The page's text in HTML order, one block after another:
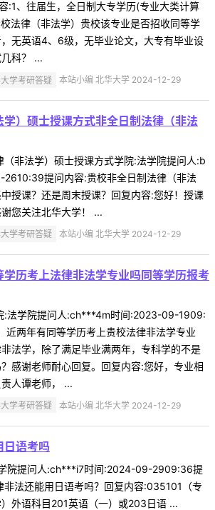
、往届生，全日制大专学历(专业大类计算
法律（非法学）贵校该专业是否招收同等学
无英语4、6级，无毕业论文，大专有毕业设
科？ ...
学考研答疑 本站小编 北华大学 2024-12-29
）硕士授课方式非全日制法律（非法
（非法学）硕士授课方式学院:法学院提问人:b
提问内容:贵校非全日制法律（非法
授课？还是周末授课？回复内容:您好！授课
您关注北华大学！ ...
学考研答疑 本站小编 北华大学 2024-12-29
历考上法律非法学专业吗同等学历报考
:法学院提问人:ch***4m时间:2023-09-1909:
近两年有同等学历考上贵校法律非法学专业
法学，除了满足毕业满两年，专科学的不是
感谢老师耐心回复。回复内容:您好，专业相
人谭老师， ...
学考研答疑 本站小编 北华大学 2024-12-29
日语考吗
院提问人:ch***i7时间:2024-09-2909:36提
非法还能用日语考吗？回复内容:035101（专
外语科目201英语（一）或203日语 ...